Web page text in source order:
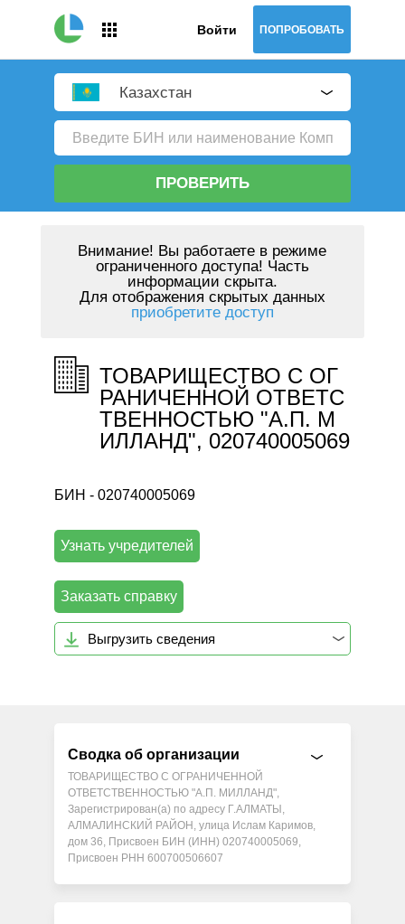
Войти ПОПРОБОВАТЬ
Казахстан
ПРОВЕРИТЬ
Внимание! Вы работаете в режиме
ограниченного доступа! Часть
информации скрыта.
Для отображения скрытых данных
приобретите доступ
ТОВАРИЩЕСТВО С ОГ
РАНИЧЕННОЙ ОТВЕТС
ТВЕННОСТЬЮ "А.П. М
ИЛЛАНД", 020740005069
БИН - 020740005069
Узнать учредителей
Заказать справку
Выгрузить сведения
Сводка об организации
ТОВАРИЩЕСТВО С ОГРАНИЧЕННОЙ
ОТВЕТСТВЕННОСТЬЮ "А.П. МИЛЛАНД",
Зарегистрирован(а) по адресу Г.АЛМАТЫ,
АЛМАЛИНСКИЙ РАЙОН, улица Ислам Каримов,
дом 36, Присвоен БИН (ИНН) 020740005069,
Присвоен РНН 600700506607